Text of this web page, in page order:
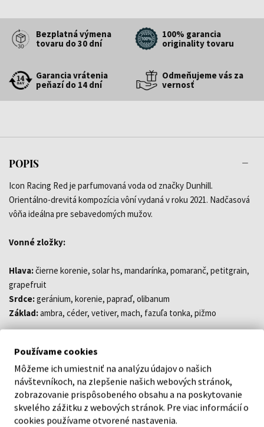
Bezplatná výmena
tovaru do 30 dní
100% garancia
originality tovaru
Garancia vrátenia
peňazí do 14 dní
Odmeňujeme vás za
vernosť
POPIS
Icon Racing Red je parfumovaná voda od značky Dunhill.
Orientálno-drevitá kompozícia vôní vydaná v roku 2021. Nadčasová
vôňa ideálna pre sebavedomých mužov.
Vonné zložky:
Hlava:čierne korenie, solar hs, mandarínka, pomaranč, petitgrain,
grapefruit
Srdce:geránium, korenie, papraď, olibanum
Základ:ambra, céder, vetiver, mach, fazuľa tonka, pižmo
DETAILY
O ZNAČKE
Používame cookies
Môžeme ich umiestniť na analýzu údajov o našich
návštevníkoch, na zlepšenie našich webových stránok,
zobrazovanie prispôsobeného obsahu a na poskytovanie
skvelého zážitku z webových stránok. Pre viac informácií o
cookies používame otvorené nastavenia.